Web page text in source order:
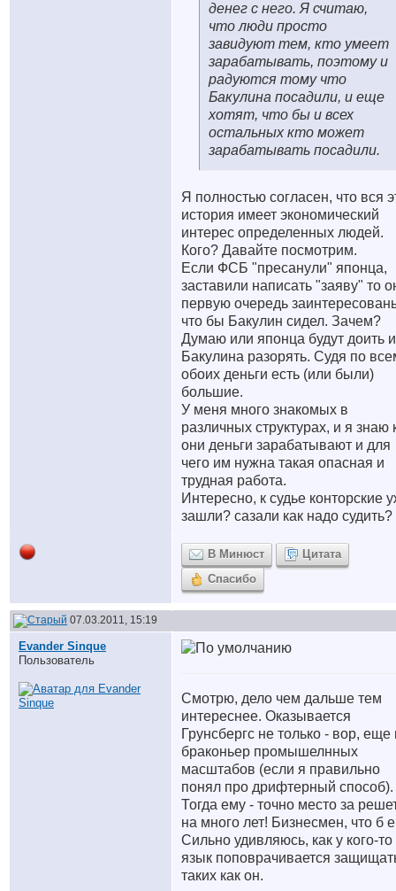
денег с него. Я считаю,
что люди просто
завидуют тем, кто умеет
зарабатывать, поэтому и
радуются тому что
Бакулина посадили, и еще
хотят, что бы и всех
остальных кто может
зарабатывать посадили.
Я полностью согласен, что вся
история имеет экономический
интерес определенных людей.
Кого? Давайте посмотрим.
Если ФСБ "пресанули" японца,
заставили написать "заяву" то
первую очередь
что бы Бакулин сидел. Зачем?
Думаю или японца будут доить
Бакулина разорять. Судя по
обоих деньги есть (или были)
большие.
У меня много знакомых в
различных структурах, и я знаю
они деньги зарабатывают и для
чего им нужна такая опасная и
трудная работа.
Интересно, к судье конторские
зашли? сазали как надо судить?
В Минюст
Цитата
Спасибо
07.03.2011, 15:19
Evander Sinque
Пользователь
Смотрю, дело чем дальше тем
интереснее. Оказывается
Грунсбергс не только - вор, еще
браконьер промышелнных
масштабов (если я правильно
понял про дрифтерный способ).
Тогда ему - точно место за
на много лет! Бизнесмен, что б
Сильно удивляюсь, как у кого-то
язык поповрачивается
таких как он.